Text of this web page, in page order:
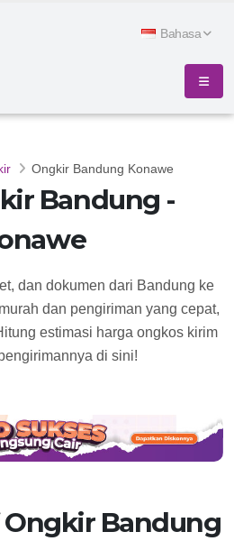
Bahasa
Ongkir Bandung Konawe
Bandung -
dan dokumen dari Bandung ke
dan pengiriman yang cepat,
estimasi harga ongkos kirim
di sini!
Ongkir Bandung